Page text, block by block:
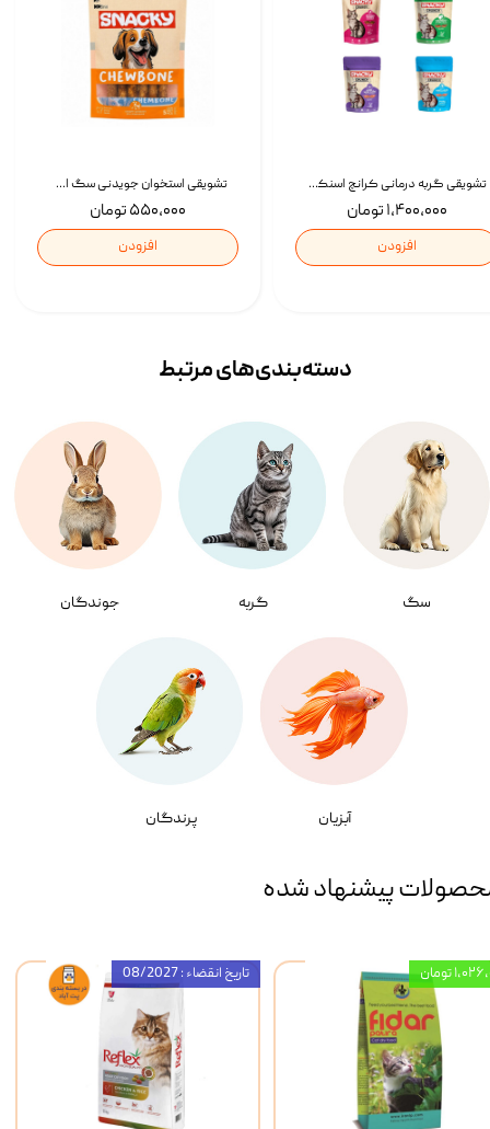
تشویقی استخوان جویدنی سگ اسنکی کرانچی با طعم مرغ Snacky Crunchy Munchy وزن 100 گرم
۵۵۰,۰۰۰ تومان
افزودن
تشویقی گربه درمانی کرانچ اسنکی با طعم میکس Snacky Crunch Cat Treats وزن 60 گرم بسته 4 عددی
۱,۴۰۰,۰۰۰ تومان
افزودن
سگ گربه جوندگان
آبزیان پرندگان
دسته‌بندی‌‌های مرتبط
پیشنهاد شده
تاریخ انقضاء : 08/2027 تومان